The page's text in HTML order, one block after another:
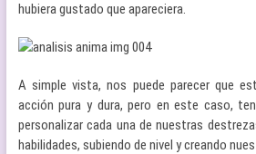
hubiera gustado que apareciera.
A simple vista, nos puede parecer que
acción pura y dura, pero en este caso,
personalizar cada una de nuestras
habilidades, subiendo de nivel y creando